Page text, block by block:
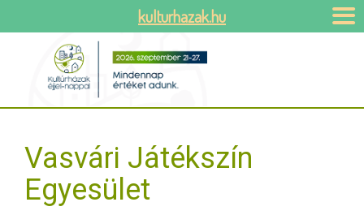
Vasvári Játékszín
Egyesület
kulturhazak.hu